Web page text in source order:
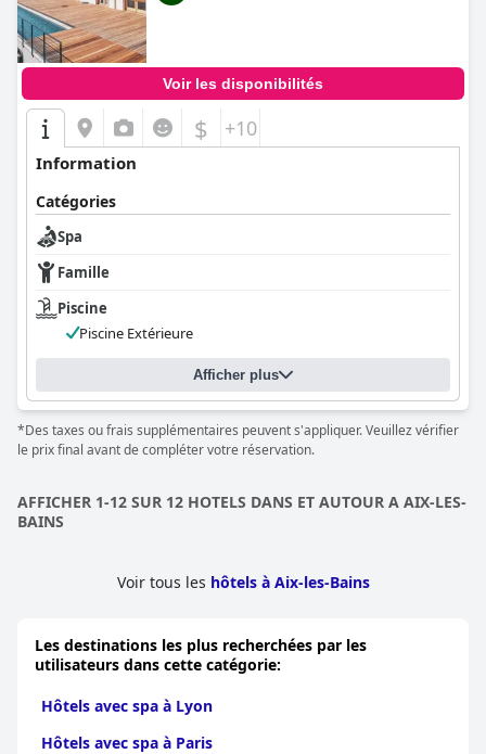
Voir les disponibilités
$ +10
Information
Catégories
Spa
Famille
Piscine
Piscine Extérieure
Afficher plus
*Des taxes ou frais supplémentaires peuvent s'appliquer. Veuillez vérifier
le prix final avant de compléter votre réservation.
AFFICHER 1-12 SUR 12 HOTELS DANS ET AUTOUR A AIX-LES-
BAINS
Voir tous les hôtels à Aix-les-Bains
Les destinations les plus recherchées par les
utilisateurs dans cette catégorie:
Hôtels avec spa à Lyon
Hôtels avec spa à Paris